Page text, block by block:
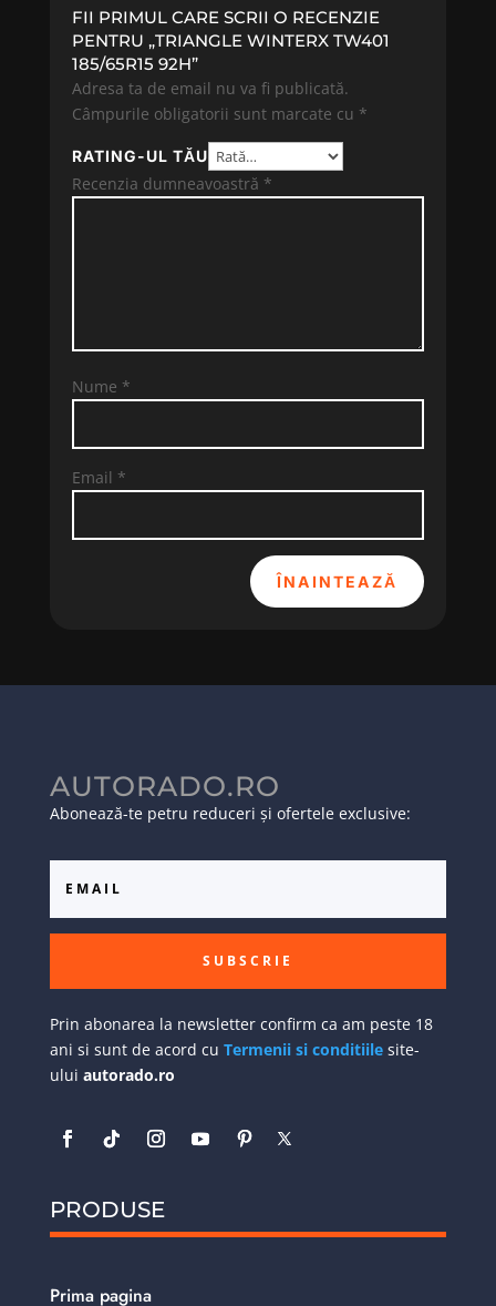
FII PRIMUL CARE SCRII O RECENZIE
PENTRU „TRIANGLE WINTERX TW401
185/65R15 92H”
Adresa ta de email nu va fi publicată.
Câmpurile obligatorii sunt marcate cu *
RATING-UL TĂU
Recenzia dumneavoastră *
Nume *
Email *
ÎNAINTEAZĂ
AUTORADO.RO
Abonează-te petru reduceri și ofertele exclusive:
SUBSCRIE
Prin abonarea la newsletter confirm ca am peste 18
ani si sunt de acord cu Termenii si conditiilesite-
ului autorado.ro
PRODUSE
Prima pagina